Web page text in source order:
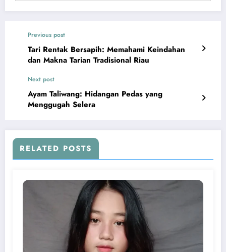
Previous post
Tari Rentak Bersapih: Memahami Keindahan
dan Makna Tarian Tradisional Riau
Next post
Ayam Taliwang: Hidangan Pedas yang
Menggugah Selera
RELATED POSTS